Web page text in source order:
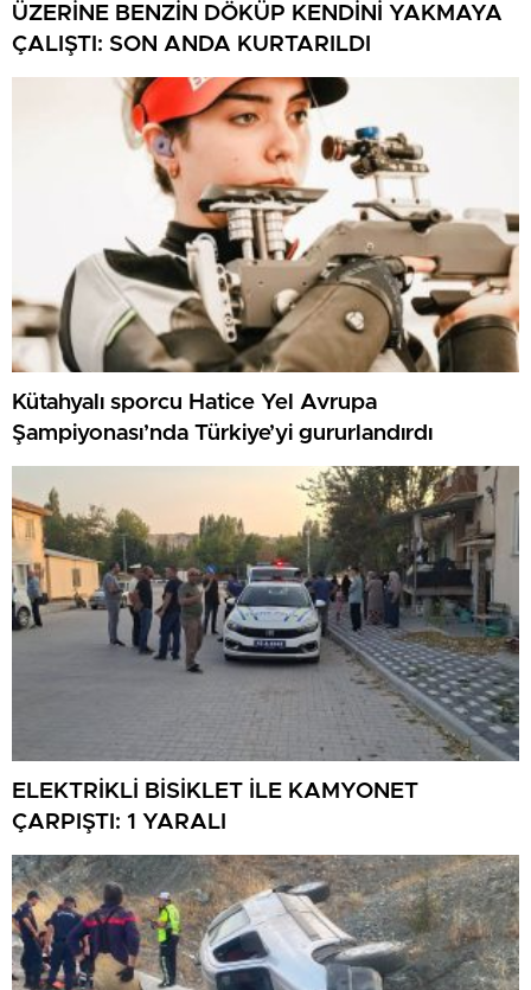
ÜZERİNE BENZİN DÖKÜP KENDİNİ YAKMAYA
ÇALIŞTI: SON ANDA KURTARILDI
Kütahyalı sporcu Hatice Yel Avrupa
Şampiyonası’nda Türkiye’yi gururlandırdı
ELEKTRİKLİ BİSİKLET İLE KAMYONET
ÇARPIŞTI: 1 YARALI